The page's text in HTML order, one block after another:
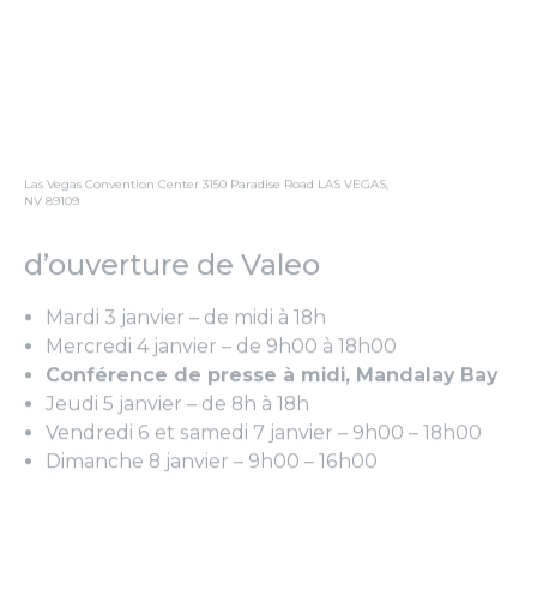
d’ouverture de Valeo
Mardi 3 janvier – de midi à 18h
Mercredi 4 janvier – de 9h00 à 18h00
Conférence de presse à midi, Mandalay Bay
Jeudi 5 janvier – de 8h à 18h
Vendredi 6 et samedi 7 janvier – 9h00 – 18h00
Dimanche 8 janvier – 9h00 – 16h00